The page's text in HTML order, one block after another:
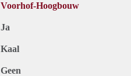
Voorhof-Hoogbouw
Ja
Kaal
Geen